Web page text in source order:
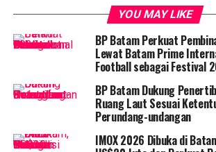
menyentuhkan Indonesia Raya,
Qur’an, Pembacaan Gurindam 12 oleh
Putri Jelita Binti H Raja Muhamad Amin.
prosesi pembawaan alat-alat
Qur’an, SK, selempang, tanjak, dan
Prosesi dilanjutkan pembacaan Surat
YOU MAY LIKE
BP Batam Perkuat
Lewat Batam Prime
Football sebagai Festival
BP Batam Dukung
Ruang Laut Sesuai
Perundang-undangan
IMOX 2026 Dibuka di